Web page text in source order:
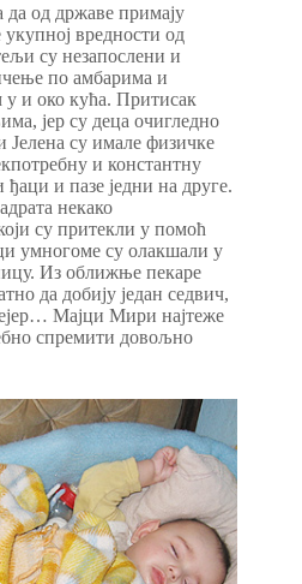
од државе примају
укупној вредности од
су незапослени и
по амбарима и
и око кућа. Притисак
јер су деца очигледно
су имале физичке
и константну
и пазе једни на друге.
некако
су притекли у помоћ
умногоме су олакшали у
Из оближње пекаре
да добију један седвич,
Мајци Мири најтеже
спремити довољно